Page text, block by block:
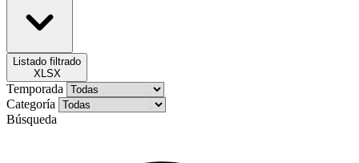
Listado filtrado
XLSX
Temporada
Categoría
Búsqueda